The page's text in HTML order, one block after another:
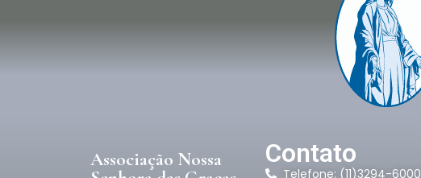
Associação Nossa
Contato
Telefone: (11)3294-6000